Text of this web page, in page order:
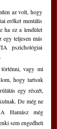
az volt, hogy
erőket mentális
ha ez a lendület
egy teljesen más
pszichológiai
vagy mi
hogy tartsuk
egy részét,
De még ne
Hamász még
sem engedheti